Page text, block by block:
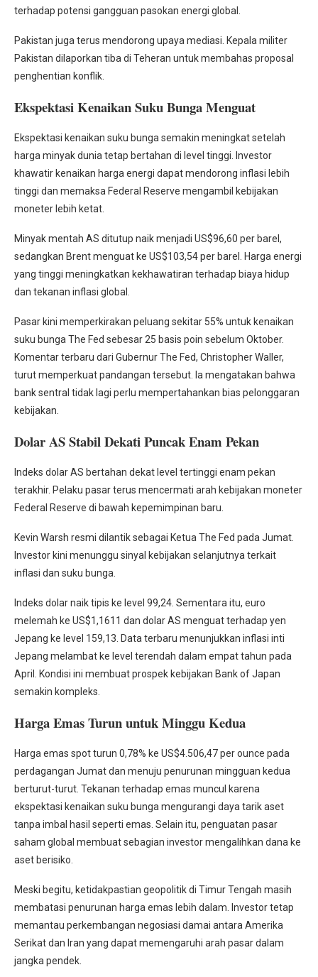
terhadap potensi gangguan pasokan energi global.
Pakistan juga terus mendorong upaya mediasi. Kepala militer
Pakistan dilaporkan tiba di Teheran untuk membahas proposal
penghentian konflik.
Ekspektasi Kenaikan Suku Bunga Menguat
Ekspektasi kenaikan suku bunga semakin meningkat setelah
harga minyak dunia tetap bertahan di level tinggi. Investor
khawatir kenaikan harga energi dapat mendorong inflasi lebih
tinggi dan memaksa Federal Reserve mengambil kebijakan
moneter lebih ketat.
Minyak mentah AS ditutup naik menjadi US$96,60 per barel,
sedangkan Brent menguat ke US$103,54 per barel. Harga energi
yang tinggi meningkatkan kekhawatiran terhadap biaya hidup
dan tekanan inflasi global.
Pasar kini memperkirakan peluang sekitar 55% untuk kenaikan
suku bunga The Fed sebesar 25 basis poin sebelum Oktober.
Komentar terbaru dari Gubernur The Fed, Christopher Waller,
turut memperkuat pandangan tersebut. Ia mengatakan bahwa
bank sentral tidak lagi perlu mempertahankan bias pelonggaran
kebijakan.
Dolar AS Stabil Dekati Puncak Enam Pekan
Indeks dolar AS bertahan dekat level tertinggi enam pekan
terakhir. Pelaku pasar terus mencermati arah kebijakan moneter
Federal Reserve di bawah kepemimpinan baru.
Kevin Warsh resmi dilantik sebagai Ketua The Fed pada Jumat.
Investor kini menunggu sinyal kebijakan selanjutnya terkait
inflasi dan suku bunga.
Indeks dolar naik tipis ke level 99,24. Sementara itu, euro
melemah ke US$1,1611 dan dolar AS menguat terhadap yen
Jepang ke level 159,13. Data terbaru menunjukkan inflasi inti
Jepang melambat ke level terendah dalam empat tahun pada
April. Kondisi ini membuat prospek kebijakan Bank of Japan
semakin kompleks.
Harga Emas Turun untuk Minggu Kedua
Harga emas spot turun 0,78% ke US$4.506,47 per ounce pada
perdagangan Jumat dan menuju penurunan mingguan kedua
berturut-turut. Tekanan terhadap emas muncul karena
ekspektasi kenaikan suku bunga mengurangi daya tarik aset
tanpa imbal hasil seperti emas. Selain itu, penguatan pasar
saham global membuat sebagian investor mengalihkan dana ke
aset berisiko.
Meski begitu, ketidakpastian geopolitik di Timur Tengah masih
membatasi penurunan harga emas lebih dalam. Investor tetap
memantau perkembangan negosiasi damai antara Amerika
Serikat dan Iran yang dapat memengaruhi arah pasar dalam
jangka pendek.